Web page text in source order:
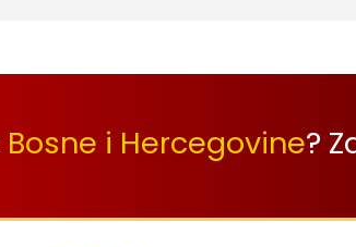
Bosne i Hercegovine?